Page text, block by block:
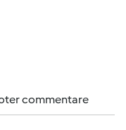
commentare